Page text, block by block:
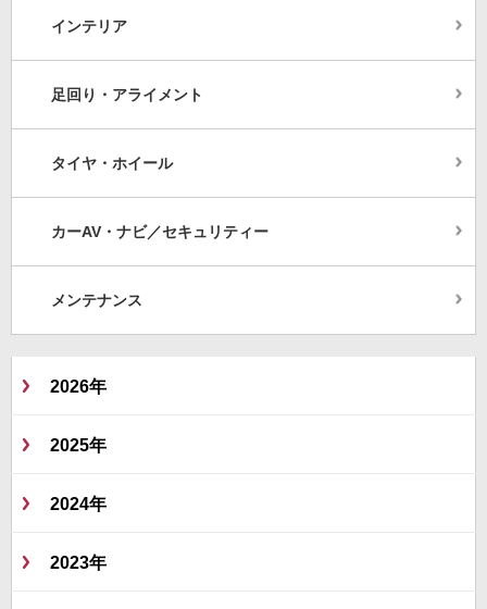
インテリア
足回り・アライメント
タイヤ・ホイール
カーAV・ナビ／セキュリティー
メンテナンス
2026年
2025年
2024年
2023年